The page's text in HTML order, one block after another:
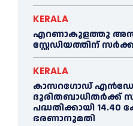
KERALA
എറണാകുളത്തു
സ്റ്റേഡിയത്തിന്
KERALA
കാസറഗോഡ്
ദുരിതബാധിതര്‍ക്ക്
പദ്ധതിക്കായി
ഭരണാനുമതി